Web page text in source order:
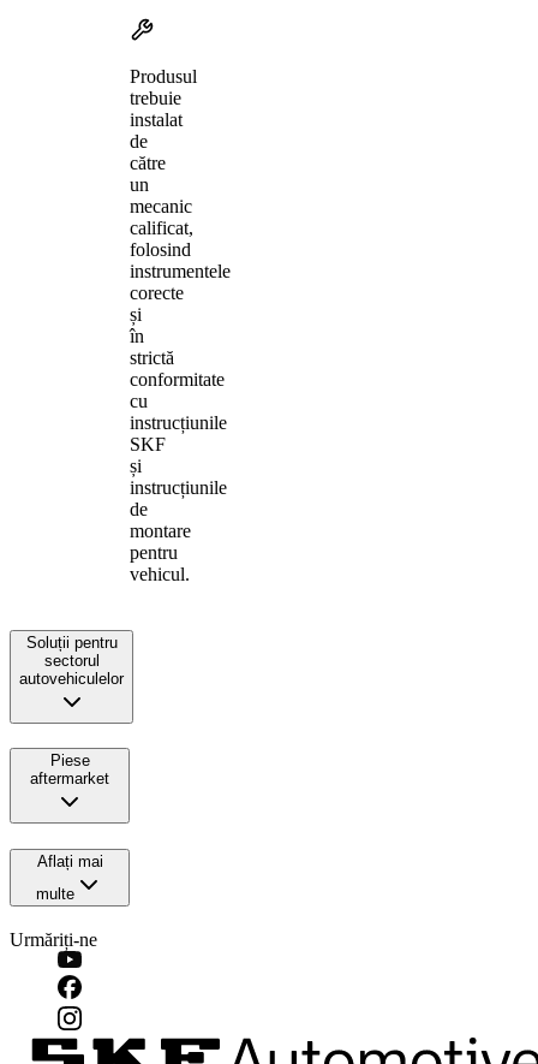
Produsul
trebuie
instalat
de
către
un
mecanic
calificat,
folosind
instrumentele
corecte
și
în
strictă
conformitate
cu
instrucțiunile
SKF
și
instrucțiunile
de
montare
pentru
vehicul.
Soluții pentru
sectorul
autovehiculelor
Piese
aftermarket
Aflați mai
multe
Urmăriți-ne